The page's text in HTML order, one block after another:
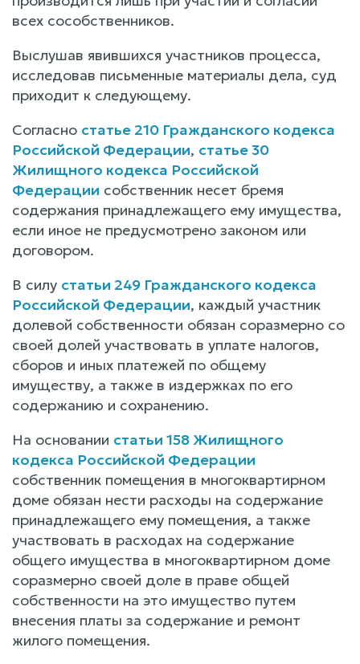
всех сособственников.
Выслушав явившихся участников процесса,
исследовав письменные материалы дела, суд
приходит к следующему.
Согласно статье 210 Гражданского кодекса
Российской Федерации, статье 30
Жилищного кодекса Российской
Федерации собственник несет бремя
содержания принадлежащего ему имущества,
если иное не предусмотрено законом или
договором.
В силу статьи 249 Гражданского кодекса
Российской Федерации, каждый участник
долевой собственности обязан соразмерно со
своей долей участвовать в уплате налогов,
сборов и иных платежей по общему
имуществу, а также в издержках по его
содержанию и сохранению.
На основании статьи 158 Жилищного
кодекса Российской Федерации
собственник помещения в многоквартирном
доме обязан нести расходы на содержание
принадлежащего ему помещения, а также
участвовать в расходах на содержание
общего имущества в многоквартирном доме
соразмерно своей доле в праве общей
собственности на это имущество путем
внесения платы за содержание и ремонт
жилого помещения.